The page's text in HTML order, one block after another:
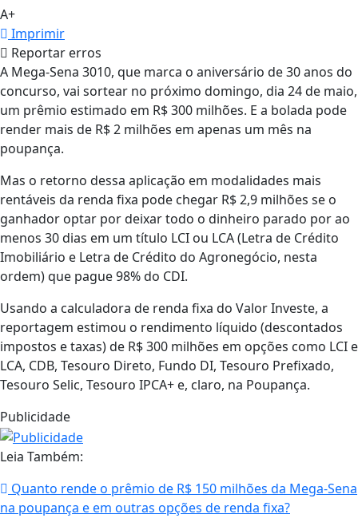
A+
Imprimir
Reportar erros
A Mega-Sena 3010, que marca o aniversário de 30 anos do
concurso, vai sortear no próximo domingo, dia 24 de maio,
um prêmio estimado em R$ 300 milhões. E a bolada pode
render mais de R$ 2 milhões em apenas um mês na
poupança.
Mas o retorno dessa aplicação em modalidades mais
rentáveis da renda fixa pode chegar R$ 2,9 milhões se o
ganhador optar por deixar todo o dinheiro parado por ao
menos 30 dias em um título LCI ou LCA (Letra de Crédito
Imobiliário e Letra de Crédito do Agronegócio, nesta
ordem) que pague 98% do CDI.
Usando a calculadora de renda fixa do Valor Investe, a
reportagem estimou o rendimento líquido (descontados
impostos e taxas) de R$ 300 milhões em opções como LCI e
LCA, CDB, Tesouro Direto, Fundo DI, Tesouro Prefixado,
Tesouro Selic, Tesouro IPCA+ e, claro, na Poupança.
Publicidade
Leia Também:
Quanto rende o prêmio de R$ 150 milhões da Mega-Sena
na poupança e em outras opções de renda fixa?